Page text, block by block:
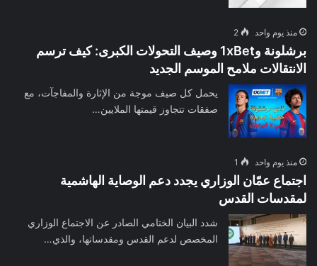
منذ يوم واحد 2
برشلونة و1xBet وصيف التحولات الكبرى: كيف ترسم
الانتقالات ملامح الموسم الجديد
يحمل كل صيف موجة من الإثارة والمفاجآت، مع
صفقات تتجاوز قيمتها الملايين…
منذ يوم واحد 1
اجتماع عمّان الوزاري يجدد دعم الوصاية الهاشمية
لمقدسات القدس
شدد البيان الختامي الصادر عن الاجتماع الوزاري
المخصص لدعم القدس ومقدساتها، والذي…